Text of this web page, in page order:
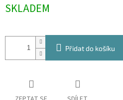
cena:
SKLADEM
Přidat do košíku